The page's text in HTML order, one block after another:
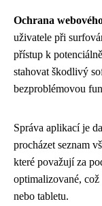
Ochrana
uživatele při
přístup k
stahovat škodlivý
bezproblémovou
Správa aplikací je
procházet seznam
které považují za
optimalizované,
nebo tabletu.